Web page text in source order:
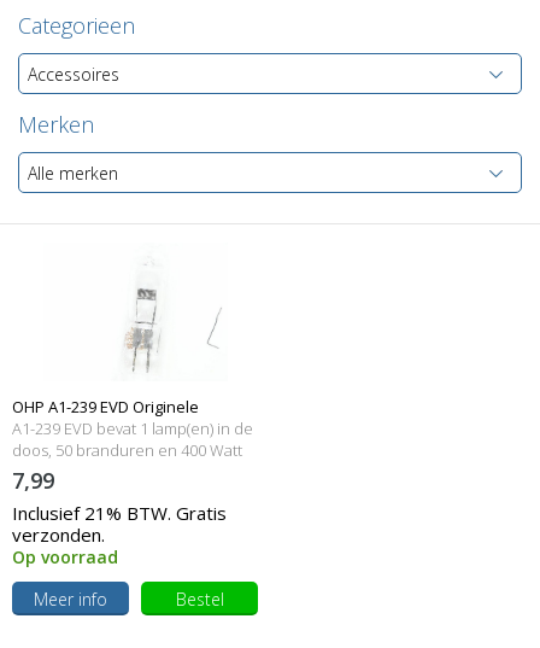
Categorieen
Accessoires
Merken
Alle merken
OHP A1-239 EVD Originele
lampmodule
A1-239 EVD bevat 1 lamp(en) in de
doos, 50 branduren en 400 Watt
7,99
Inclusief 21% BTW. Gratis
verzonden.
Op voorraad
Meer info
Bestel